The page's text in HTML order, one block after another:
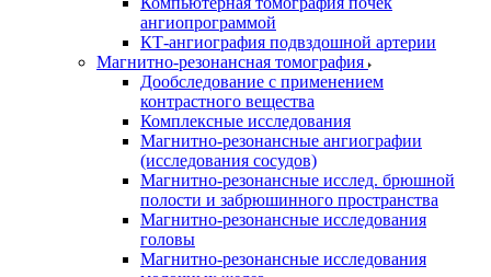
ангиопрограммой
КТ-ангиография подвздошной артерии
Магнитно-резонансная томография
Дообследование с применением
контрастного вещества
Комплексные исследования
Магнитно-резонансные ангиографии
(исследования сосудов)
Магнитно-резонансные исслед. брюшной
полости и забрюшинного пространства
Магнитно-резонансные исследования
головы
Магнитно-резонансные исследования